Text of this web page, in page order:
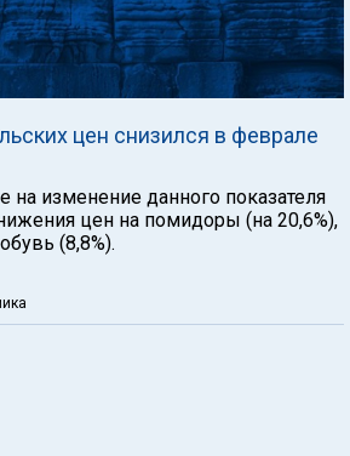
цен снизился в феврале
на изменение данного показателя
цен на помидоры (на 20,6%),
(8,8%).